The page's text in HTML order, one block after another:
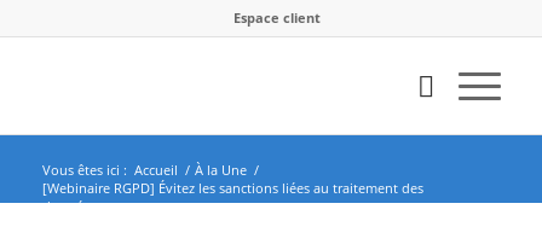
Espace client
Vous êtes ici : Accueil / À la Une /
[Webinaire RGPD] Évitez les sanctions liées au traitement des
données se...